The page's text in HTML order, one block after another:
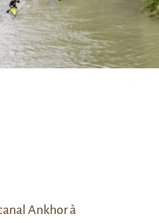
Ankhor à